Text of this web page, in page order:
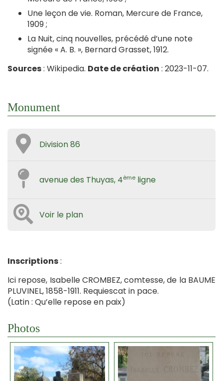
Une leçon de vie. Roman, Mercure de France,
1909 ;
La Nuit, cinq nouvelles, précédé d’une note
signée « A. B. », Bernard Grasset, 1912.
Sources: Wikipedia. Date de création : 2023-11-07.
Monument
Division 86
avenue des Thuyas, 4ème ligne
Voir le plan
Inscriptions:
Ici repose, Isabelle CROMBEZ, comtesse, de la BAUME
PLUVINEL, 1858-1911. Requiescat in pace.
(Latin : Qu’elle repose en paix)
Photos